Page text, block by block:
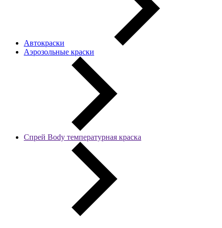
Автокраски
Аэрозольные краски
Спрей Body температурная краска